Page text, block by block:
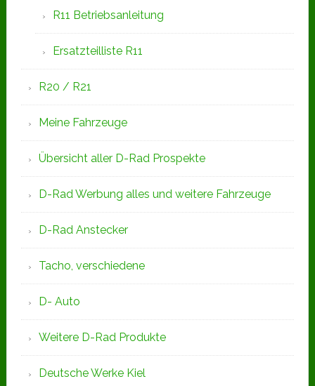
R11 Betriebsanleitung
Ersatzteilliste R11
R20 / R21
Meine Fahrzeuge
Übersicht aller D-Rad Prospekte
D-Rad Werbung alles und weitere Fahrzeuge
D-Rad Anstecker
Tacho, verschiedene
D- Auto
Weitere D-Rad Produkte
Deutsche Werke Kiel